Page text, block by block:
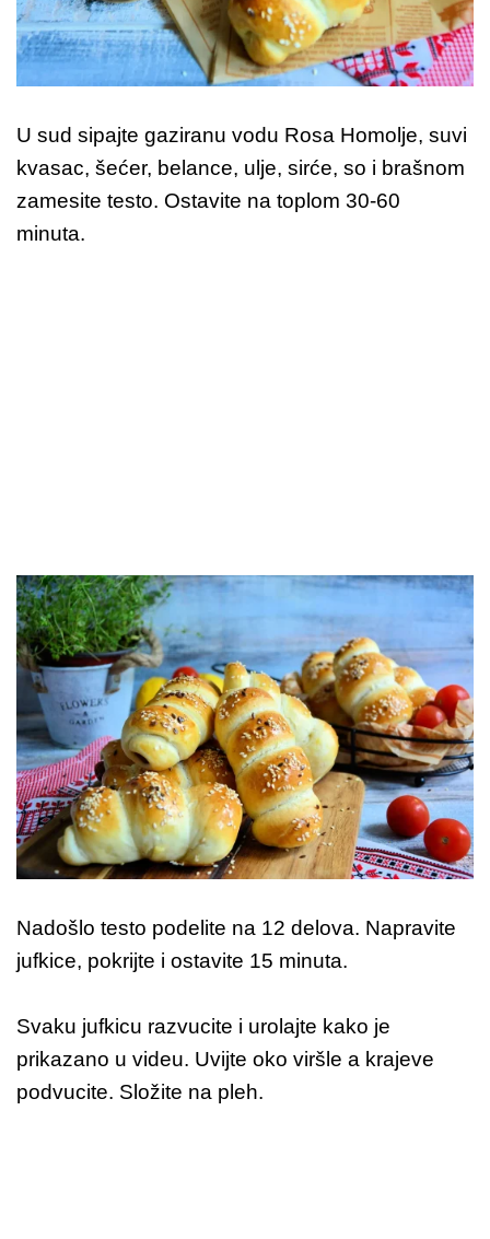
U sud sipajte gaziranu vodu Rosa Homolje, suvi
kvasac, šećer, belance, ulje, sirće, so i brašnom
zamesite testo. Ostavite na toplom 30-60
minuta.
Nadošlo testo podelite na 12 delova. Napravite
jufkice, pokrijte i ostavite 15 minuta.
Svaku jufkicu razvucite i urolajte kako je
prikazano u videu. Uvijte oko viršle a krajeve
podvucite. Složite na pleh.